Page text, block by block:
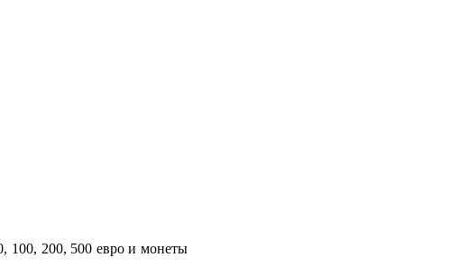
100, 200, 500 евро и монеты